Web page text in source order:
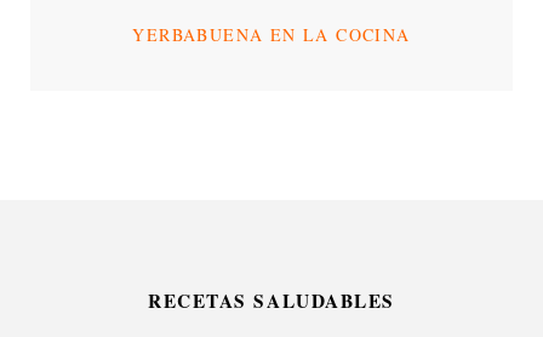
YERBABUENA EN LA COCINA
RECETAS SALUDABLES